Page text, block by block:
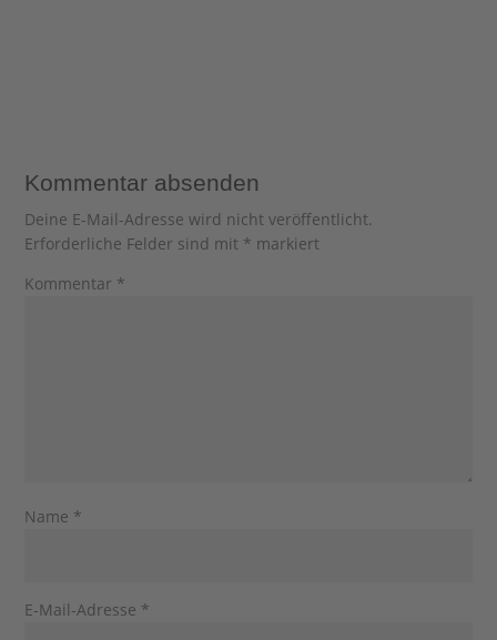
Kommentar absenden
Deine E-Mail-Adresse wird nicht veröffentlicht.
Erforderliche Felder sind mit * markiert
Kommentar *
Name *
E-Mail-Adresse *